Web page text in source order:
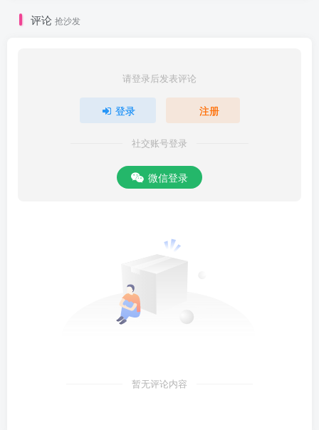
评论 抢沙发
请登录后发表评论
登录 注册
社交账号登录
微信登录
暂无评论内容